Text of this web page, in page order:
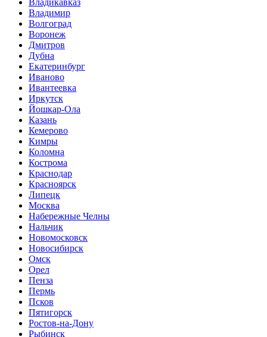
Владикавказ
Владимир
Волгоград
Воронеж
Дмитров
Дубна
Екатеринбург
Иваново
Ивантеевка
Иркутск
Йошкар-Ола
Казань
Кемерово
Кимры
Коломна
Кострома
Краснодар
Красноярск
Липецк
Москва
Набережные Челны
Нальчик
Новомосковск
Новосибирск
Омск
Орел
Пенза
Пермь
Псков
Пятигорск
Ростов-на-Дону
Рыбинск